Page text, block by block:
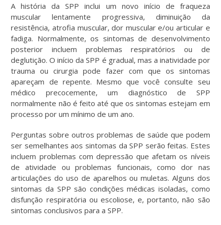
A história da SPP inclui um novo início de fraqueza
muscular lentamente progressiva, diminuição da
resistência, atrofia muscular, dor muscular e/ou articular e
fadiga. Normalmente, os sintomas de desenvolvimento
posterior incluem problemas respiratórios ou de
deglutição. O início da SPP é gradual, mas a inatividade por
trauma ou cirurgia pode fazer com que os sintomas
apareçam de repente. Mesmo que você consulte seu
médico precocemente, um diagnóstico de SPP
normalmente não é feito até que os sintomas estejam em
processo por um mínimo de um ano.
Perguntas sobre outros problemas de saúde que podem
ser semelhantes aos sintomas da SPP serão feitas. Estes
incluem problemas com depressão que afetam os níveis
de atividade ou problemas funcionais, como dor nas
articulações do uso de aparelhos ou muletas. Alguns dos
sintomas da SPP são condições médicas isoladas, como
disfunção respiratória ou escoliose, e, portanto, não são
sintomas conclusivos para a SPP.